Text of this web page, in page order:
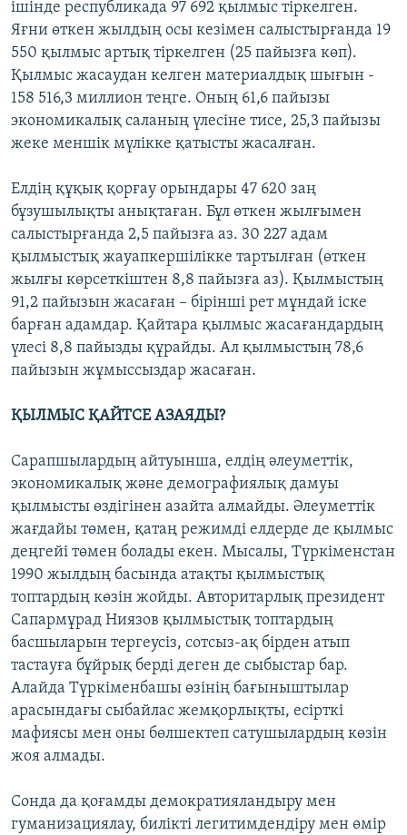
ішінде республикада 97 692 қылмыс тіркелген.
Яғни өткен жылдың осы кезімен салыстырғанда 19
550 қылмыс артық тіркелген (25 пайызға көп).
Қылмыс жасаудан келген материалдық шығын -
158 516,3 миллион теңге. Оның 61,6 пайызы
экономикалық саланың үлесіне тисе, 25,3 пайызы
жеке меншік мүлікке қатысты жасалған.
Елдің құқық қорғау орындары 47 620 заң
бұзушылықты анықтаған. Бұл өткен жылғымен
салыстырғанда 2,5 пайызға аз. 30 227 адам
қылмыстық жауапкершілікке тартылған (өткен
жылғы көрсеткіштен 8,8 пайызға аз). Қылмыстың
91,2 пайызын жасаған – бірінші рет мұндай іске
барған адамдар. Қайтара қылмыс жасағандардың
үлесі 8,8 пайызды құрайды. Ал қылмыстың 78,6
пайызын жұмыссыздар жасаған.
ҚЫЛМЫС ҚАЙТСЕ АЗАЯДЫ?
Сарапшылардың айтуынша, елдің әлеуметтік,
экономикалық және демографиялық дамуы
қылмысты өздігінен азайта алмайды. Әлеуметтік
жағдайы төмен, қатаң режимді елдерде де қылмыс
деңгейі төмен болады екен. Мысалы, Түркіменстан
1990 жылдың басында атақты қылмыстық
топтардың көзін жойды. Авторитарлық президент
Сапармұрад Ниязов қылмыстық топтардың
басшыларын тергеусіз, сотсыз-ақ бірден атып
тастауға бұйрық берді деген де сыбыстар бар.
Алайда Түркіменбашы өзінің бағыныштылар
арасындағы сыбайлас жемқорлықты, есірткі
мафиясы мен оны бөлшектеп сатушылардың көзін
жоя алмады.
Сонда да қоғамды демократияландыру мен
гуманизациялау, билікті легитимдендіру мен өмір